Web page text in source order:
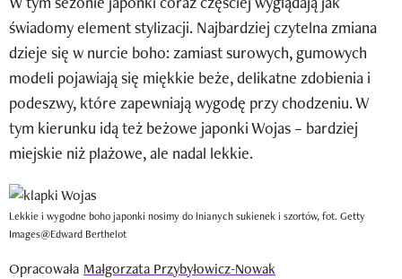
Mój profil / Zarejestruj się
świadomy element stylizacji. Najbardziej czytelna zmiana
dzieje się w nurcie boho: zamiast surowych, gumowych
modeli pojawiają się miękkie beże, delikatne zdobienia i
podeszwy, które zapewniają wygodę przy chodzeniu. W
tym kierunku idą też beżowe japonki Wojas – bardziej
miejskie niż plażowe, ale nadal lekkie.
Lekkie i wygodne boho japonki nosimy do lnianych sukienek i szortów, fot. Getty
Images@Edward Berthelot
Opracowała Małgorzata Przybyłowicz-Nowak